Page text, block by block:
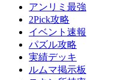
アンリミ最強
2Pick攻略
イベント速報
パズル攻略
実績デッキ
ルムマ掲示板